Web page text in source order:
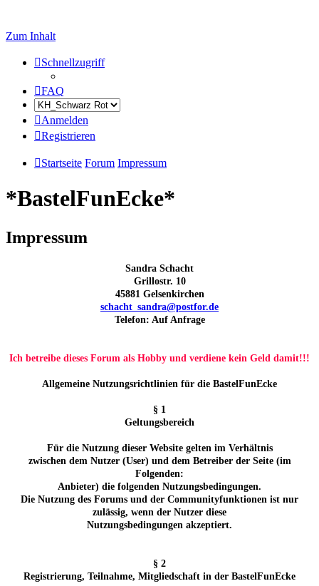
Zum Inhalt
Schnellzugriff
FAQ
Anmelden
Registrieren
Startseite Forum Impressum
*BastelFunEcke*
Impressum
Sandra Schacht
Grillostr. 10
45881 Gelsenkirchen
schacht_sandra@postfor.de
Telefon: Auf Anfrage
Ich betreibe dieses Forum als Hobby und verdiene kein Geld damit!!!
Allgemeine Nutzungsrichtlinien für die BastelFunEcke
§ 1
Geltungsbereich
Für die Nutzung dieser Website gelten im Verhältnis
zwischen dem Nutzer (User) und dem Betreiber der Seite (im
Folgenden:
Anbieter) die folgenden Nutzungsbedingungen.
Die Nutzung des Forums und der Communityfunktionen ist nur
zulässig, wenn der Nutzer diese
Nutzungsbedingungen akzeptiert.
§ 2
Registrierung, Teilnahme, Mitgliedschaft in der BastelFunEcke